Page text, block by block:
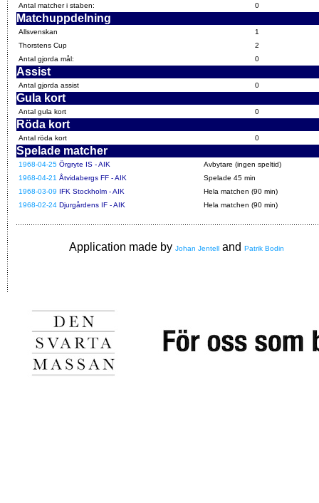
Antal matcher i staben:
0
Matchuppdelning
Allsvenskan
1
Thorstens Cup
2
Antal gjorda mål:
0
Assist
Antal gjorda assist 0
Gula kort
Antal gula kort 0
Röda kort
Antal röda kort 0
Spelade matcher
1968-04-25 Örgryte IS - AIK
Avbytare (ingen speltid)
1968-04-21 Åtvidabergs FF - AIK
Spelade 45 min
1968-03-09 IFK Stockholm - AIK
Hela matchen (90 min)
1968-02-24 Djurgårdens IF - AIK Hela matchen (90 min)
Application made by Johan Jentell and Patrik Bodin